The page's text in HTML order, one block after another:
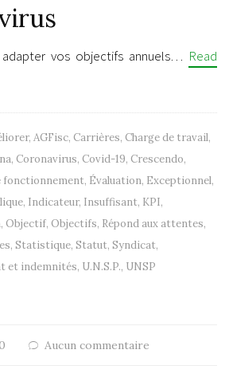
vos objectifs annuels… Read
, AGFisc, Carrières, Charge de travail,
, Coronavirus, Covid-19, Crescendo,
fonctionnement, Évaluation, Exceptionnel,
, Indicateur, Insuffisant, KPI,
, Objectif, Objectifs, Répond aux attentes,
, Statistique, Statut, Syndicat,
et indemnités, U.N.S.P., UNSP
Aucun commentaire